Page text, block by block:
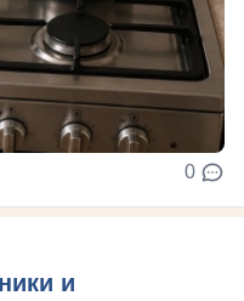
0
и